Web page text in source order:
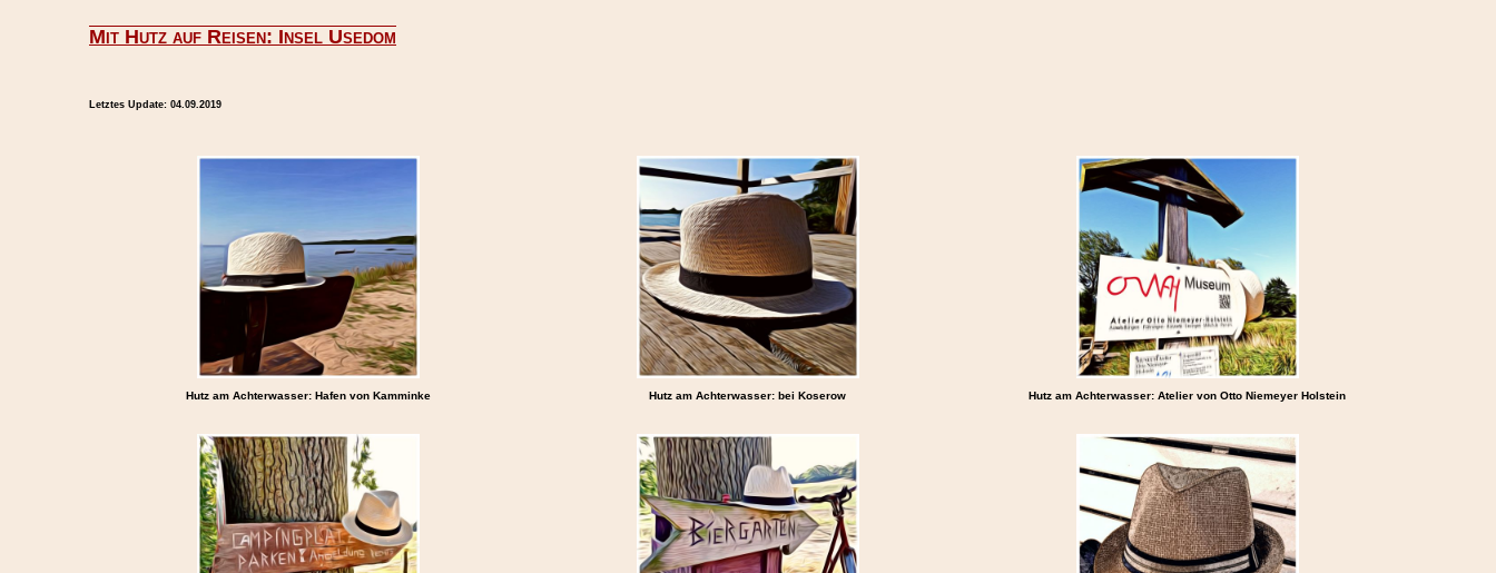
Mit Hutz auf Reisen: Insel Usedom
Letztes Update: 04.09.2019
Hutz am Achterwasser: Hafen von Kamminke Hutz am Achterwasser: bei Koserow Hutz am Achterwasser: Atelier von Otto Niemeyer Holstein